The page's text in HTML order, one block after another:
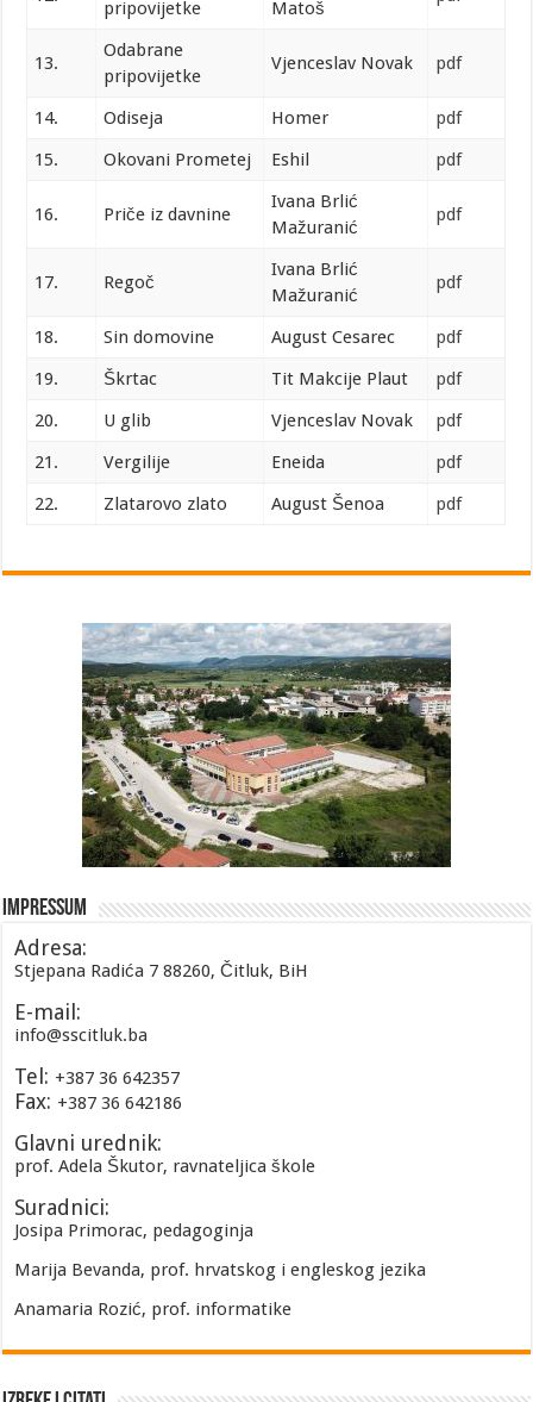
pripovijetke
Matoš
13.
Odabrane
pripovijetke
Vjenceslav Novak pdf
14. Odiseja Homer
pdf
15.
Okovani Prometej Eshil pdf
16. Priče iz davnine
Ivana Brlić
Mažuranić
pdf
17. Regoč
Ivana Brlić
Mažuranić
pdf
18. Sin domovine August Cesarec
pdf
19.
Škrtac Tit Makcije Plaut
pdf
20.
U glib Vjenceslav Novak
pdf
21.
Vergilije Eneida
pdf
22.
Zlatarovo zlato August Šenoa pdf
Impressum
Adresa:
Stjepana Radića 7 88260, Čitluk, BiH
E-mail:
info@sscitluk.ba
Tel: +387 36 642357
Fax: +387 36 642186
Glavni urednik:
prof. Adela Škutor, ravnateljica škole
Suradnici:
Josipa Primorac, pedagoginja
Marija Bevanda, prof. hrvatskog i engleskog jezika
Anamaria Rozić, prof. informatike